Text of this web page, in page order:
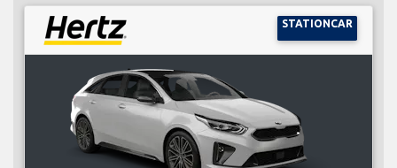
STATIONCAR